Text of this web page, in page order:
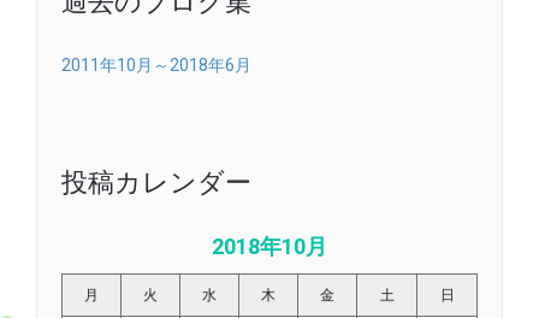
2011年10月～2018年6月
投稿カレンダー
2018年10月
月 火 水 木 金 土 日